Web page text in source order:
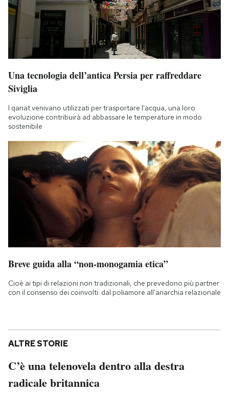
Una tecnologia dell’antica Persia per raffreddare
Siviglia
I qanat venivano utilizzati per trasportare l'acqua, una loro
evoluzione contribuirà ad abbassare le temperature in modo
sostenibile
Breve guida alla “non-monogamia etica”
Cioè ai tipi di relazioni non tradizionali, che prevedono più partner
con il consenso dei coinvolti: dal poliamore all'anarchia relazionale
ALTRE STORIE
C’è una telenovela dentro alla destra
radicale britannica